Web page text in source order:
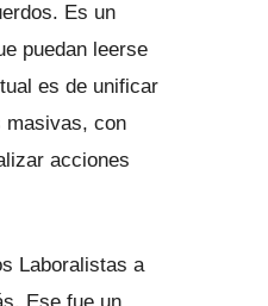
Es un
puedan leerse
es de unificar
masivas, con
acciones
Laboralistas a